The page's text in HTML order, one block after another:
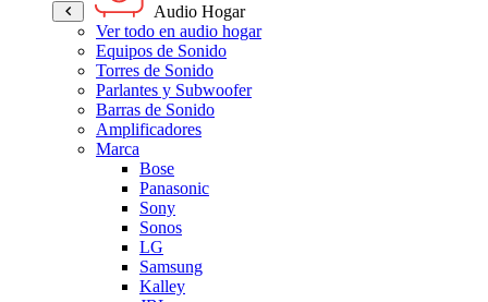
Audio Hogar
Ver todo en audio hogar
Equipos de Sonido
Torres de Sonido
Parlantes y Subwoofer
Barras de Sonido
Amplificadores
Marca
Bose
Panasonic
Sony
Sonos
LG
Samsung
Kalley